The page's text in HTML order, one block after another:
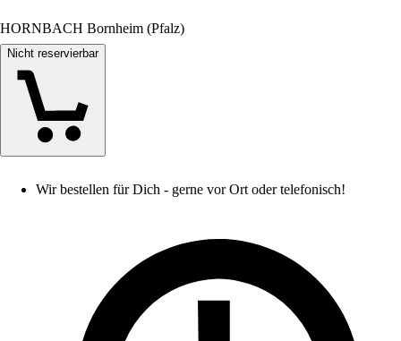
HORNBACH Bornheim (Pfalz)
Nicht reservierbar
Wir bestellen für Dich - gerne vor Ort oder telefonisch!